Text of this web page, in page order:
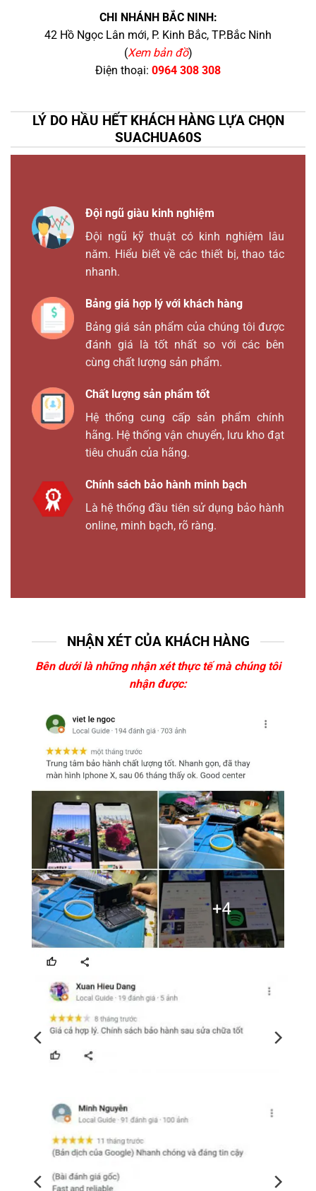
CHI NHÁNH BẮC NINH:
42 Hồ Ngọc Lân mới, P. Kinh Bắc, TP.Bắc Ninh
(Xem bản đồ)
Điện thoại: 0964 308 308
LÝ DO HẦU HẾT KHÁCH HÀNG LỰA CHỌN
SUACHUA60S
Đội ngũ giàu kinh nghiệm
Đội ngũ kỹ thuật có kinh nghiệm lâu
năm. Hiểu biết về các thiết bị, thao tác
nhanh.
Bảng giá hợp lý với khách hàng
Bảng giá sản phẩm của chúng tôi được
đánh giá là tốt nhất so với các bên
cùng chất lượng sản phẩm.
Chất lượng sản phẩm tốt
Hệ thống cung cấp sản phẩm chính
hãng. Hệ thống vận chuyển, lưu kho đạt
tiêu chuẩn của hãng.
Chính sách bảo hành minh bạch
Là hệ thống đầu tiên sử dụng bảo hành
online, minh bạch, rõ ràng.
NHẬN XÉT CỦA KHÁCH HÀNG
Bên dưới là những nhận xét thực tế mà chúng tôi
nhận được: